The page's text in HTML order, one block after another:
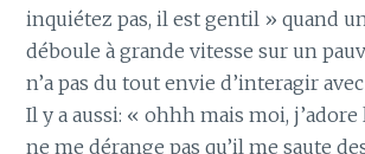
inquiétez pas, il est gentil » quand
déboule à grande vitesse sur un
n’a pas du tout envie d’interagir
Il y a aussi: « ohhh mais moi, j’adore
ne me dérange pas qu’il me saute